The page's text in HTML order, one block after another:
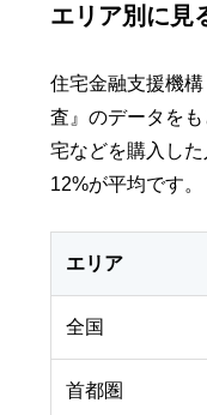
エリア別に見
住宅金融支援機
査』のデータを
宅などを購入し
12%が平均です。
エリア
全国
首都圏